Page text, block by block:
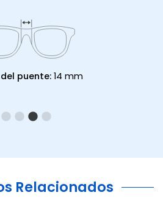
puente: 14 mm
Relacionados